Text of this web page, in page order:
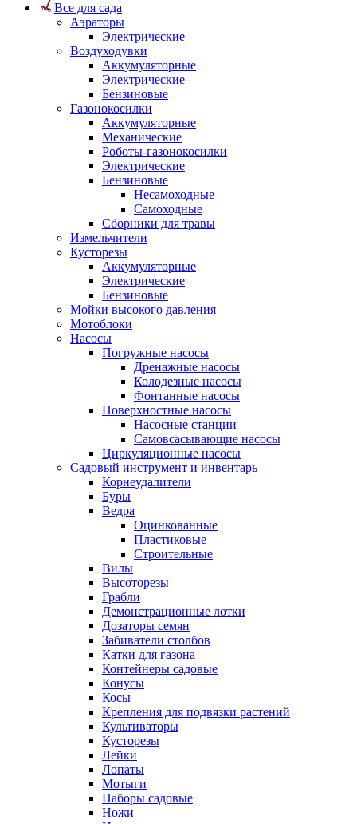
Все для сада
Аэраторы
Электрические
Воздуходувки
Аккумуляторные
Электрические
Бензиновые
Газонокосилки
Аккумуляторные
Механические
Роботы-газонокосилки
Электрические
Бензиновые
Несамоходные
Самоходные
Сборники для травы
Измельчители
Кусторезы
Аккумуляторные
Электрические
Бензиновые
Мойки высокого давления
Мотоблоки
Насосы
Погружные насосы
Дренажные насосы
Колодезные насосы
Фонтанные насосы
Поверхностные насосы
Насосные станции
Самовсасывающие насосы
Циркуляционные насосы
Садовый инструмент и инвентарь
Корнеудалители
Буры
Ведра
Оцинкованные
Пластиковые
Строительные
Вилы
Высоторезы
Грабли
Демонстрационные лотки
Дозаторы семян
Забиватели столбов
Катки для газона
Контейнеры садовые
Конусы
Косы
Крепления для подвязки растений
Культиваторы
Кусторезы
Лейки
Лопаты
Мотыги
Наборы садовые
Ножи